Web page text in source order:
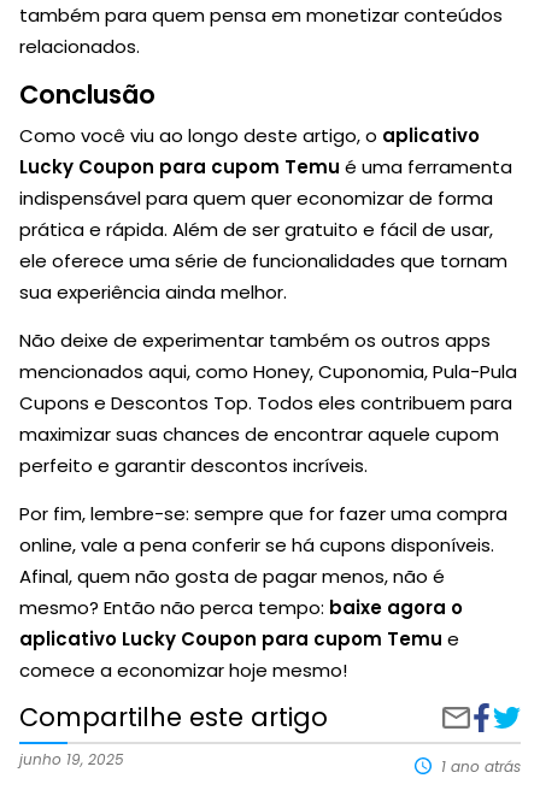
junho 19, 2025 1 ano atrás
também para quem pensa em monetizar conteúdos
relacionados.
Conclusão
Como você viu ao longo deste artigo, o aplicativo
Lucky Coupon para cupom Temu é uma ferramenta
indispensável para quem quer economizar de forma
prática e rápida. Além de ser gratuito e fácil de usar,
ele oferece uma série de funcionalidades que tornam
sua experiência ainda melhor.
Não deixe de experimentar também os outros apps
mencionados aqui, como Honey, Cuponomia, Pula-Pula
Cupons e Descontos Top. Todos eles contribuem para
maximizar suas chances de encontrar aquele cupom
perfeito e garantir descontos incríveis.
Por fim, lembre-se: sempre que for fazer uma compra
online, vale a pena conferir se há cupons disponíveis.
Afinal, quem não gosta de pagar menos, não é
mesmo? Então não perca tempo: baixe agora o
aplicativo Lucky Coupon para cupom Temu e
comece a economizar hoje mesmo!
Compartilhe este artigo
por
e-
no
Veja
como
um